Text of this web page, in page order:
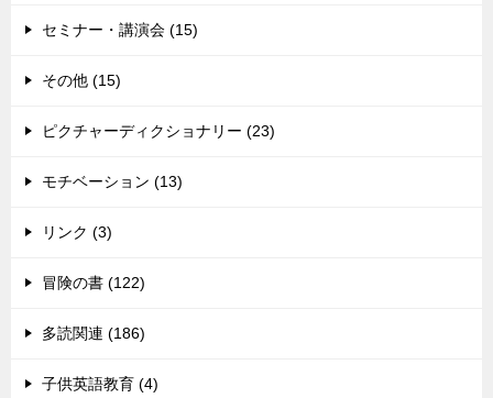
セミナー・講演会 (15)
その他 (15)
ピクチャーディクショナリー (23)
モチベーション (13)
リンク (3)
冒険の書 (122)
多読関連 (186)
子供英語教育 (4)